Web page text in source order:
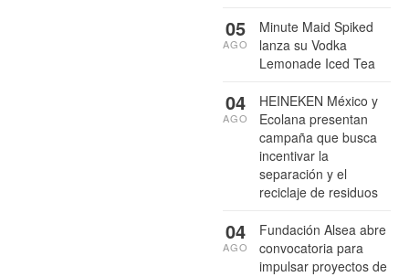
Minute Maid Spiked
lanza su Vodka
Lemonade Iced Tea
05
AGO
HEINEKEN México y
Ecolana presentan
campaña que busca
incentivar la
separación y el
reciclaje de residuos
04
AGO
Fundación Alsea abre
convocatoria para
impulsar proyectos de
04
AGO